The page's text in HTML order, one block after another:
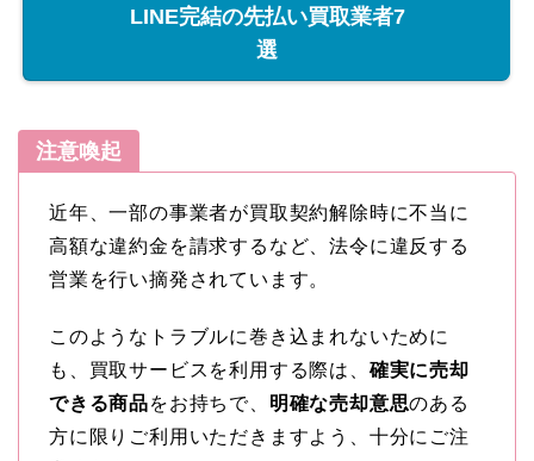
LINE完結の先払い買取業者7
選
注意喚起
近年、一部の事業者が買取契約解除時に不当に
高額な違約金を請求するなど、法令に違反する
営業を行い摘発されています。
このようなトラブルに巻き込まれないために
も、買取サービスを利用する際は、 確実に売却
できる商品をお持ちで、 明確な売却意思のある
方に限りご利用いただきますよう、十分にご注